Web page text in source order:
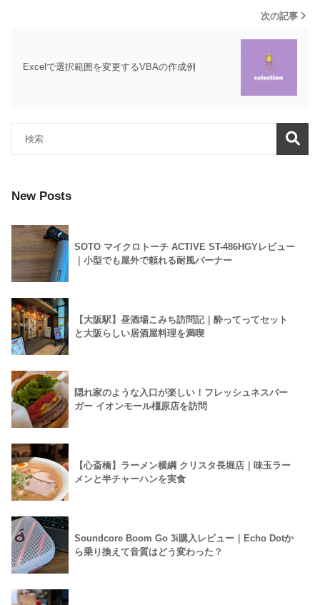
次の記事
Excelで選択範囲を変更するVBAの作成例
New Posts
SOTO マイクロトーチ ACTIVE ST-486HGYレビュー
｜小型でも屋外で頼れる耐風バーナー
【大阪駅】昼酒場こみち訪問記｜酔ってってセット
と大阪らしい居酒屋料理を満喫
隠れ家のような入口が楽しい！フレッシュネスバー
ガー イオンモール橿原店を訪問
【心斎橋】ラーメン横綱 クリスタ長堀店｜味玉ラー
メンと半チャーハンを実食
Soundcore Boom Go 3i購入レビュー｜Echo Dotか
ら乗り換えて音質はどう変わった？